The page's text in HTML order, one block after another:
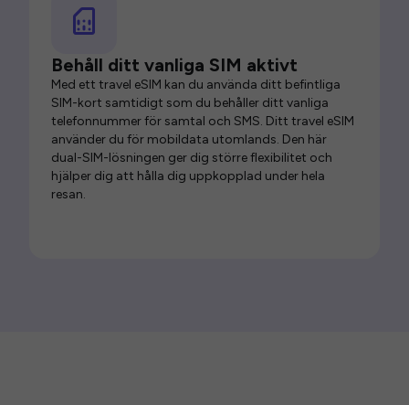
Behåll ditt vanliga SIM aktivt
Med ett travel eSIM kan du använda ditt befintliga
SIM-kort samtidigt som du behåller ditt vanliga
telefonnummer för samtal och SMS. Ditt travel eSIM
använder du för mobildata utomlands. Den här
dual-SIM-lösningen ger dig större flexibilitet och
hjälper dig att hålla dig uppkopplad under hela
resan.